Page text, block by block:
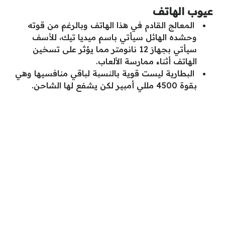
عيوب الهاتف
المعالج القادم في هذا الهاتف وبالرغم من قوته
وحشده الهائل سيأتي باسم ميديا تيك، للأسف
سيأتي بجهاز 12 نانومتر مما يؤثر على تسخين
الهاتف أثناء ممارسة الألعاب.
البطارية ليست قوية بالنسبة لباقي منافسيها وهي
بقوة 4500 مللي أمبير لكن يشفع لها الشاحن.